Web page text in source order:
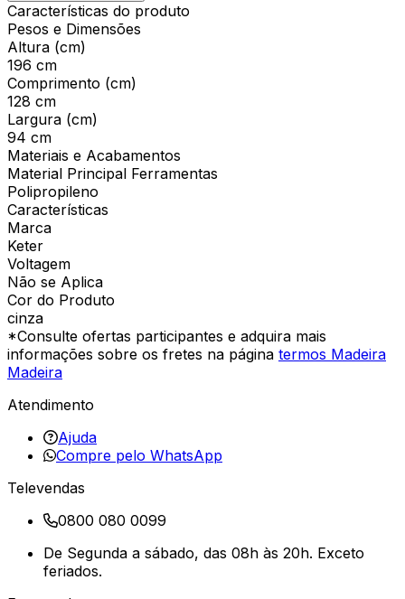
Características do produto
Pesos e Dimensões
Altura (cm)
196 cm
Comprimento (cm)
128 cm
Largura (cm)
94 cm
Materiais e Acabamentos
Material Principal Ferramentas
Polipropileno
Características
Marca
Keter
Voltagem
Não se Aplica
Cor do Produto
cinza
*Consulte ofertas participantes e adquira mais
informações sobre os fretes na página termos Madeira
Madeira
Atendimento
Ajuda
Compre pelo WhatsApp
Televendas
0800 080 0099
De Segunda a sábado, das 08h às 20h. Exceto
feriados.